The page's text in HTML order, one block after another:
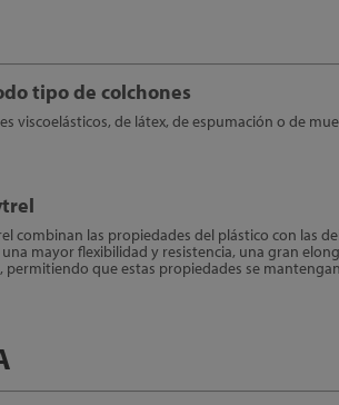
tipo de colchones
viscoelásticos, de látex, de espumación o de
combinan las propiedades del plástico con las
mayor flexibilidad y resistencia, una gran
que estas propiedades se